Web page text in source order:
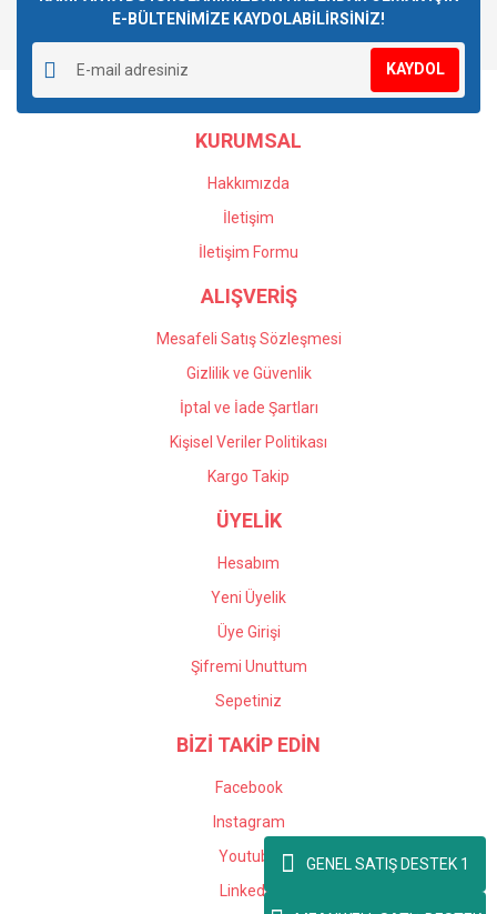
E-BÜLTENİMİZE KAYDOLABİLİRSİNİZ!
KAYDOL
KURUMSAL
Hakkımızda
İletişim
İletişim Formu
ALIŞVERİŞ
Mesafeli Satış Sözleşmesi
Gizlilik ve Güvenlik
İptal ve İade Şartları
Kişisel Veriler Politikası
Kargo Takip
ÜYELİK
Hesabım
Yeni Üyelik
Üye Girişi
Şifremi Unuttum
Sepetiniz
BİZİ TAKİP EDİN
Facebook
Instagram
Youtube
Linkedin
GENEL SATIŞ DESTEK 1